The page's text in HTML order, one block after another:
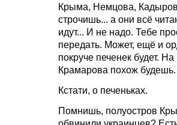
Крыма, Немцова,
строчишь... а они всё
идут... И не надо. Тебе
передать. Может, ещё и
покруче печенек будет.
Крамарова похож будешь.
Кстати, о печеньках.
Помнишь, полуостров